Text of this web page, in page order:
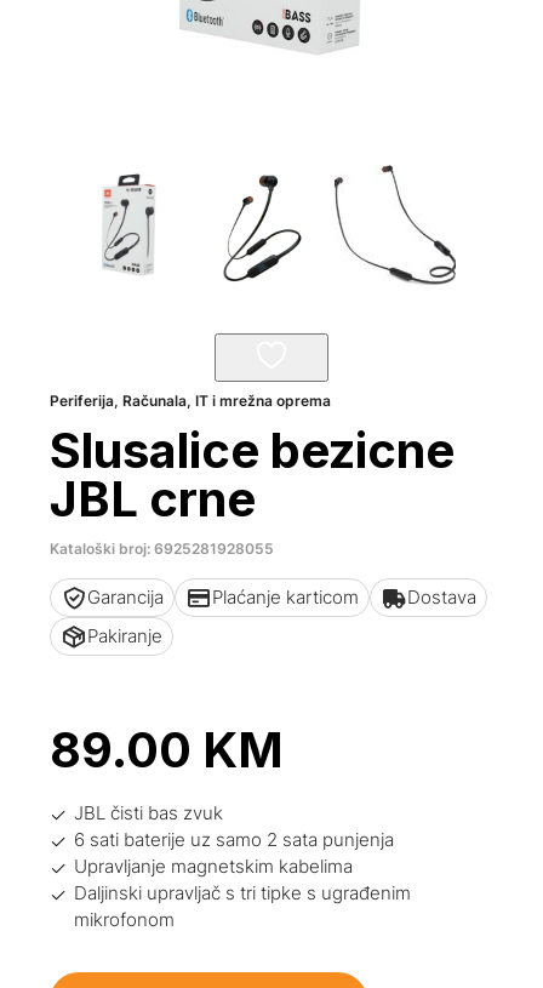
Periferija,Računala, IT i mrežna oprema
Slusalice bezicne
JBL crne
Kataloški broj: 6925281928055
Garancija Plaćanje karticom
Dostava
Pakiranje
89.00 KM
JBL čisti bas zvuk
6 sati baterije uz samo 2 sata punjenja
Upravljanje magnetskim kabelima
Daljinski upravljač s tri tipke s ugrađenim
mikrofonom